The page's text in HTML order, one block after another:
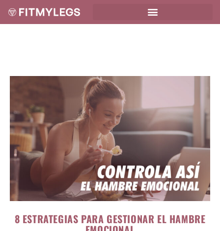
8 ESTRATEGIAS PARA GESTIONAR EL HAMBRE